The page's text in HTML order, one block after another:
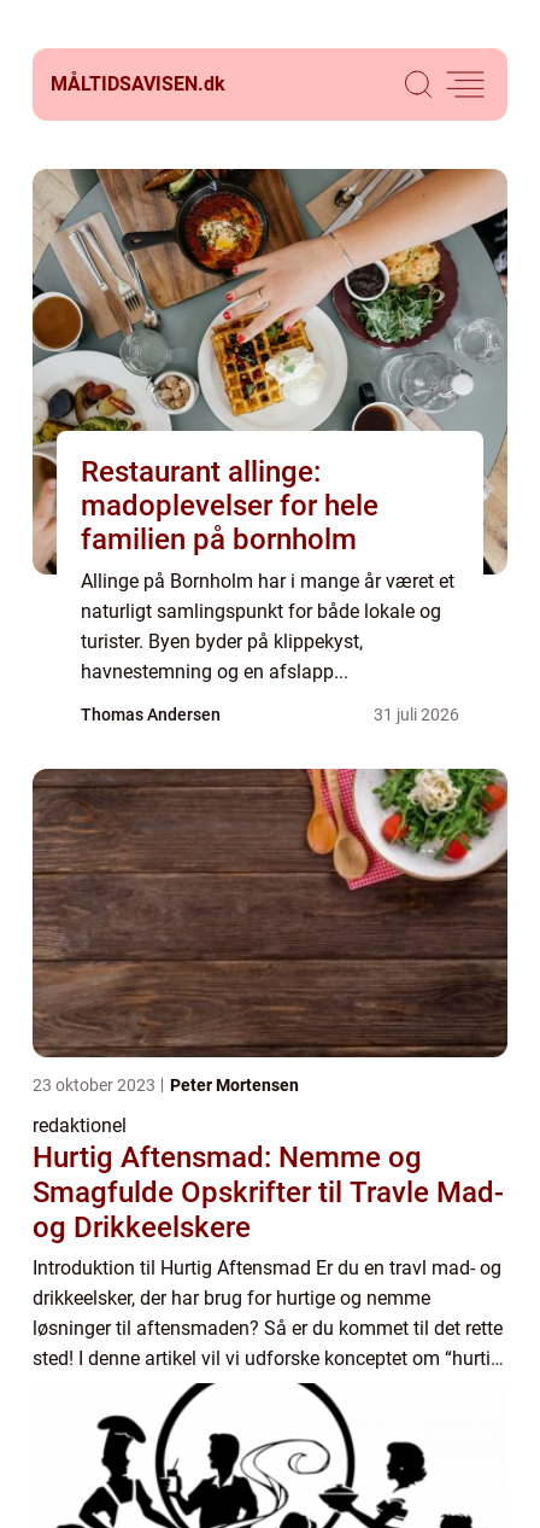
MÅLTIDSAVISEN.dk
Restaurant allinge:
madoplevelser for hele
familien på bornholm
Allinge på Bornholm har i mange år været et
naturligt samlingspunkt for både lokale og
turister. Byen byder på klippekyst,
havnestemning og en afslapp...
Thomas Andersen 31 juli 2026
23 oktober 2023 Peter Mortensen
redaktionel
Hurtig Aftensmad: Nemme og
Smagfulde Opskrifter til Travle Mad-
og Drikkeelskere
Introduktion til Hurtig Aftensmad Er du en travl mad- og
drikkeelsker, der har brug for hurtige og nemme
løsninger til aftensmaden? Så er du kommet til det rette
sted! I denne artikel vil vi udforske konceptet om “hurtig
aftensmad” og giv...